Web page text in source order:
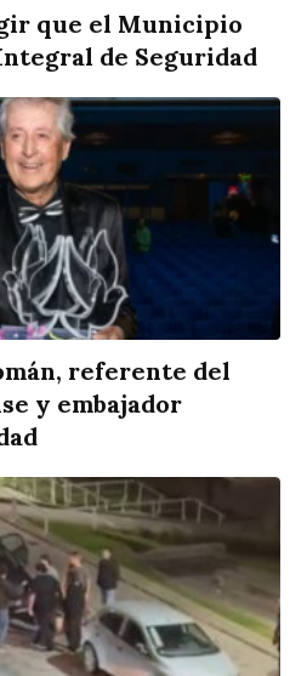
que el Municipio
de Seguridad
referente del
y embajador